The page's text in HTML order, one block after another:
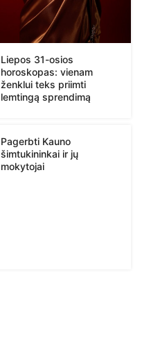
Liepos 31-osios
horoskopas: vienam
ženklui teks priimti
lemtingą sprendimą
Pagerbti Kauno
šimtukininkai ir jų
mokytojai